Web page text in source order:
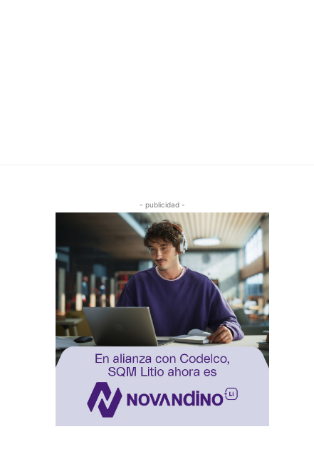
- publicidad -